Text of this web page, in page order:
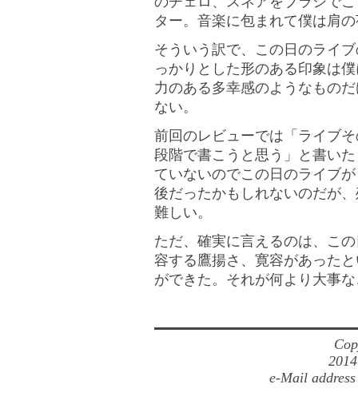
ター。音楽に包まれて僕は肩
そういう訳で、この日のライ
っかりとした形のある印象は
力のある多幸感のようなもの
ない。
前回のレビューでは「ライブ
段階で書こうと思う」と書い
ていないのでこの日のライブ
後だったかもしれないのだが
難しい。
ただ、確実に言えるのは、こ
容する鷹揚さ、寛容があった
ができた。それが何より大事
e-Mail